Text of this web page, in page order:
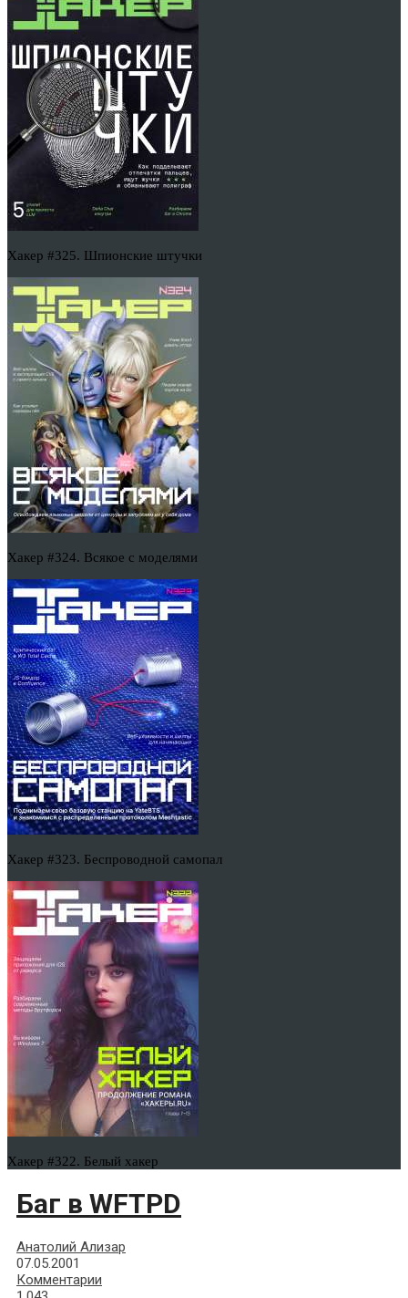
Хакер #325. Шпионские штучки
Хакер #324. Всякое с моделями
Хакер #323. Беспроводной самопал
Хакер #322. Белый хакер
Баг в WFTPD
Анатолий Ализар
07.05.2001
Комментарии